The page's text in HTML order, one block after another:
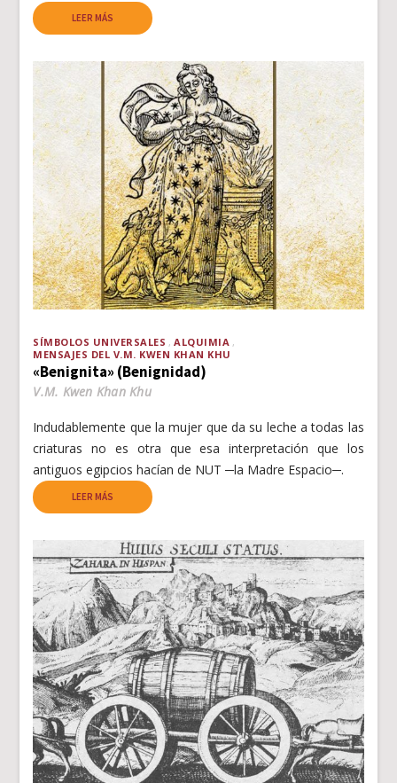
LEER MÁS
SÍMBOLOS UNIVERSALES
ALQUIMIA
MENSAJES DEL V.M. KWEN KHAN KHU
«Benignita» (Benignidad)
V.M. Kwen Khan Khu
Indudablemente que la mujer que da su leche a todas las
criaturas no es otra que esa interpretación que los
antiguos egipcios hacían de NUT ─la Madre Espacio─.
LEER MÁS